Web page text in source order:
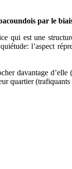
par le
qui est une
l’aspect
davantage
quartier